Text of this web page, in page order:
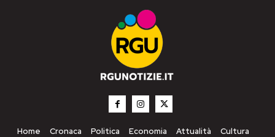
Home Cronaca Politica Economia Attualità
Cultura